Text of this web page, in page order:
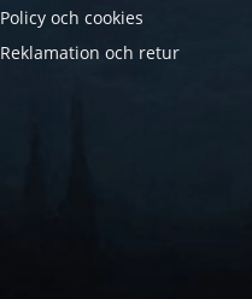
Policy och cookies
Reklamation och retur